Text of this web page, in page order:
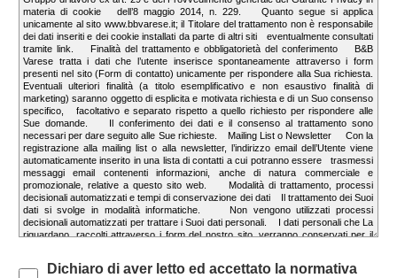
Dichiaro di aver letto ed accettato la normativa